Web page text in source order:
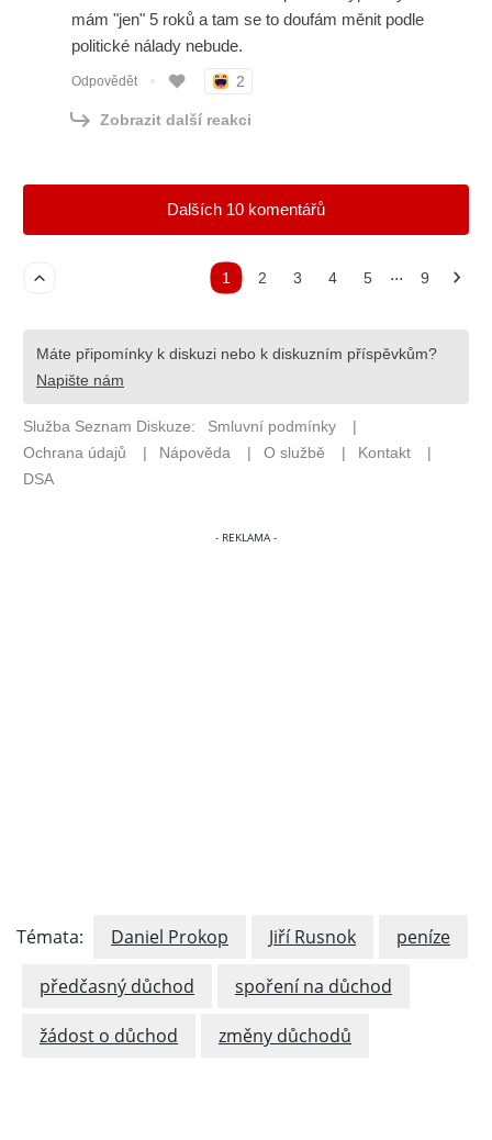
Témata: Daniel Prokop Jiří Rusnok peníze
předčasný důchod spoření na důchod
žádost o důchod změny důchodů